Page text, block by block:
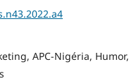
APC-Nigéria, Humor,